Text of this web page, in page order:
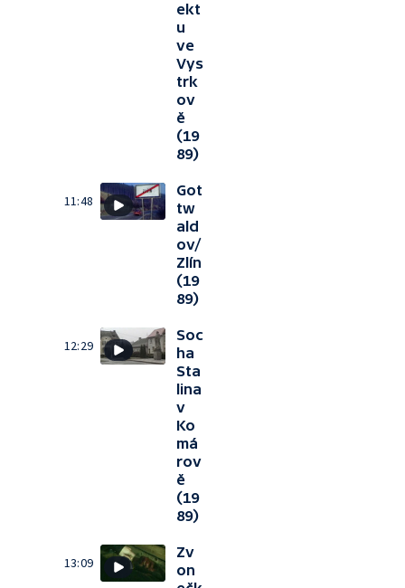
ekt
u
ve
Vys
trk
ov
ě
(19
89)
11:48
Got
tw
ald
ov/
Zlín
(19
89)
12:29
Soc
ha
Sta
lina
v
Ko
má
rov
ě
(19
89)
13:09
Zv
on